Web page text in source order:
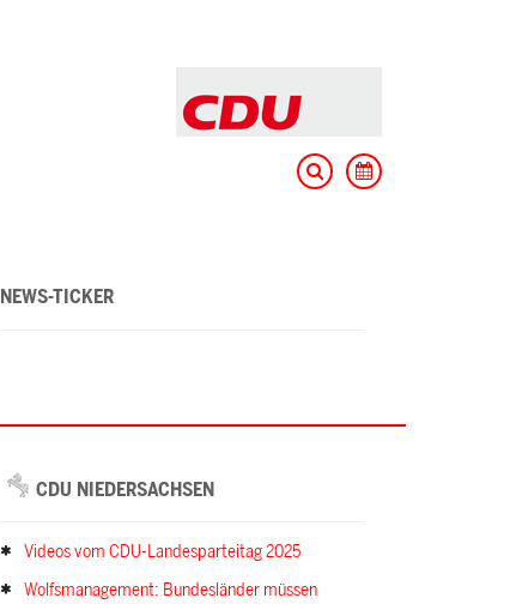
NEWS-TICKER
CDU NIEDERSACHSEN
Videos vom CDU-Landesparteitag 2025
Wolfsmanagement: Bundesländer müssen